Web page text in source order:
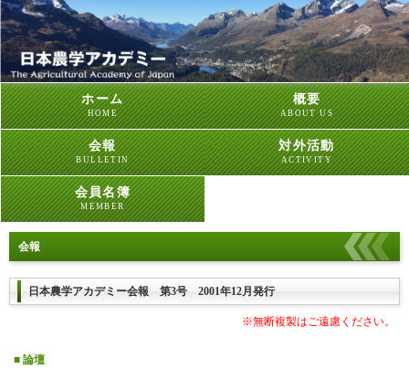
ホーム
HOME
概要
ABOUT US
会報
BULLETIN
対外活動
ACTIVITY
会員名簿
MEMBER
会報
日本農学アカデミー会報 第3号 2001年12月発行
※無断複製はご遠慮ください。
■ 論壇